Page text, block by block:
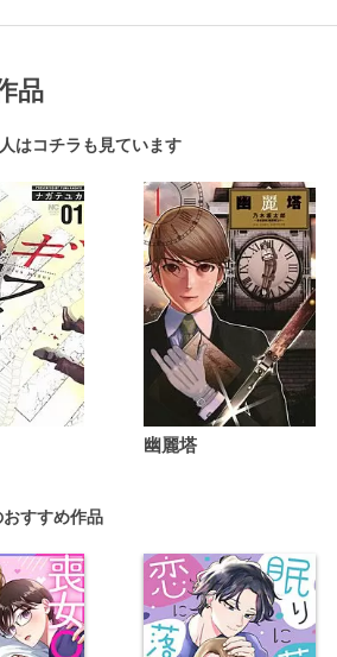
品
はコチラも見ています
幽麗塔
おすすめ作品